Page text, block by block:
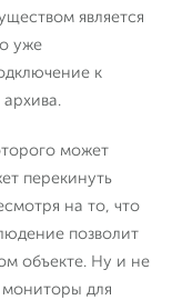
является
уже
к
может
перекинуть
на то, что
позволит
объекте. Ну и не
мониторы для